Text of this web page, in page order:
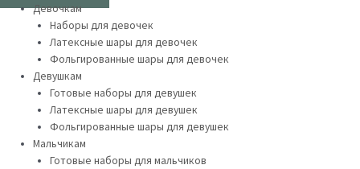
Девочкам
Наборы для девочек
Латексные шары для девочек
Фольгированные шары для девочек
Девушкам
Готовые наборы для девушек
Латексные шары для девушек
Фольгированные шары для девушек
Мальчикам
Готовые наборы для мальчиков